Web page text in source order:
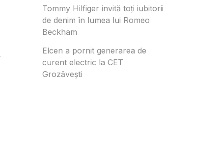
Tommy Hilfiger invită toți iubitorii
de denim în lumea lui Romeo
Beckham
Elcen a pornit generarea de
curent electric la CET
Grozăvești